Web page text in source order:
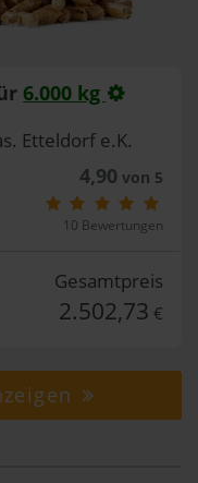
6.000 kg
Etteldorf e.K.
4,90 von 5
10 Bewertungen
Gesamtpreis
2.502,73 €